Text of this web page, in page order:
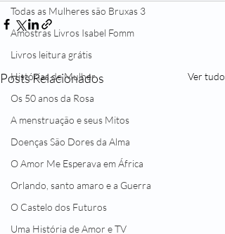
Todas as Mulheres são Bruxas 3
Amostras Livros Isabel Fomm
Livros leitura grátis
Histórias de Mulher
Os 50 anos da Rosa
A menstruação e seus Mitos
Doenças São Dores da Alma
O Amor Me Esperava em África
Orlando, santo amaro e a Guerra
O Castelo dos Futuros
Uma História de Amor e TV
Posts Relacionados Ver tudo